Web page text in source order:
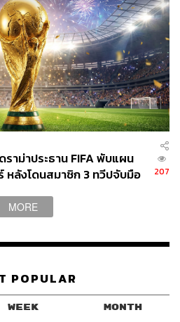
องได้สำเร็จแล้ว
าชีพคือการได้ขึ้นชื่อว่าเป็นแชมป์
อาจจะเป็นคนที่โชคร้ายไปสัก
นปี 2013 ซึ่งเป็นยุคที่ บิ๊ก 3 อย่าง
โควิชยังผลัดกันไล่ล่าความสำเร็จ
จเหนือวงการเทนนิส อย่าว่าแต่
งแกรนด์สแลมยังเป็นเรื่องลำบาก
แลมครั้งแรก คือ 8 ปีหลังจาก
กที่เขาต้องพบกับความเจ็บปวด
อบชิงชนะเลิศยูเอส โอเพน 2-3
เดิม แต่ความโหดร้ายของเวทียอด
ะคนที่ก้าวขึ้นมาชื่อว่าคาร์ลอส อัล
าม่าประธาน FIFA พับแผน
หลังโดนสมาชิก 3 ทวีปจับมือ
207
MORE
POPULAR
WEEK MONTH